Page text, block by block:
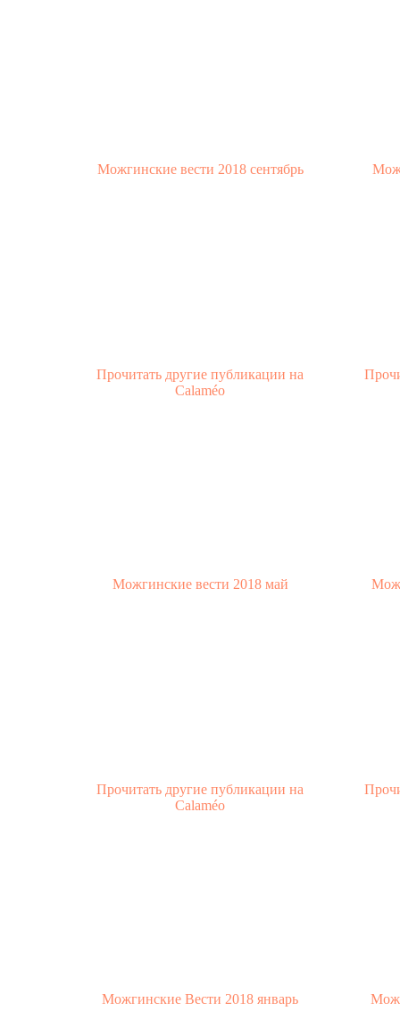
Можгинские вести 2018 сентябрь
Прочитать другие публикации на
Calaméo
Можгинские вести 2018 май
Прочитать другие публикации на
Calaméo
Можгинские Вести 2018 январь